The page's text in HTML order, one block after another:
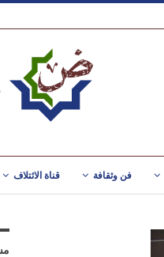
فن وثقافة قناة الائتلاف